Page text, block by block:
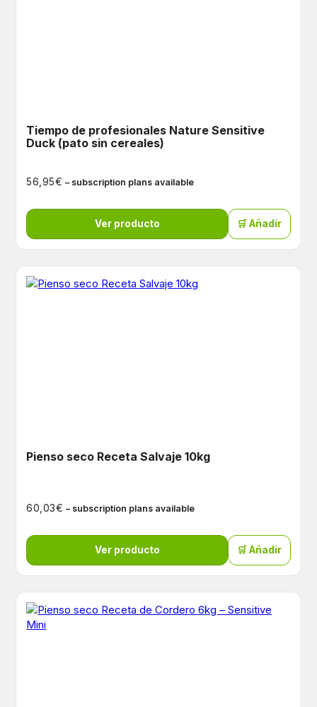
Tiempo de profesionales Nature Sensitive
Duck (pato sin cereales)
56,95€ – subscription plans available
Ver producto 🛒 Añadir
Pienso seco Receta Salvaje 10kg
60,03€ – subscription plans available
Ver producto 🛒 Añadir